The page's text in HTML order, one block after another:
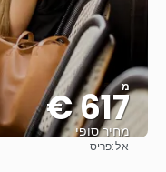
מ
617 €
מחיר סופי
אל:פריס